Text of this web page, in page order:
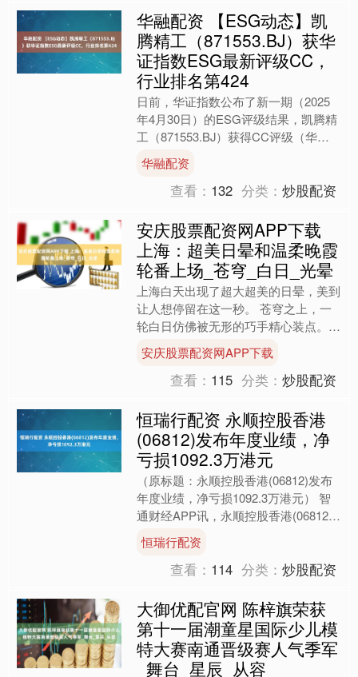
华融配资 【ESG动态】凯
腾精工（871553.BJ）获华
证指数ESG最新评级CC，
行业排名第424
日前，华证指数公布了新一期（2025
年4月30日）的ESG评级结果，凯腾精
工（871553.BJ）获得CC评级（华证
指数评级为C起至AAA九档，C为最低
档，AA....
华融配资
查看： 132 分类：炒股配资
安庆股票配资网APP下载
上海：超美日晕和温柔晚霞
轮番上场_苍穹_白日_光晕
上海白天出现了超大超美的日晕，美到
让人想停留在这一秒。 苍穹之上，一
轮白日仿佛被无形的巧手精心装点。
原本刺目耀眼的光芒被悄然柔化，周围
一道巨大、近乎完美的圆形....
安庆股票配资网APP下载
查看： 115 分类：炒股配资
恒瑞行配资 永顺控股香港
(06812)发布年度业绩，净
亏损1092.3万港元
（原标题：永顺控股香港(06812)发布
年度业绩，净亏损1092.3万港元） 智
通财经APP讯，永顺控股香港(06812)
发布截至2025年3月31日止年度业绩....
恒瑞行配资
查看： 114 分类：炒股配资
大御优配官网 陈梓旗荣获
第十一届潮童星国际少儿模
特大赛南通晋级赛人气季军
_舞台_星辰_从容